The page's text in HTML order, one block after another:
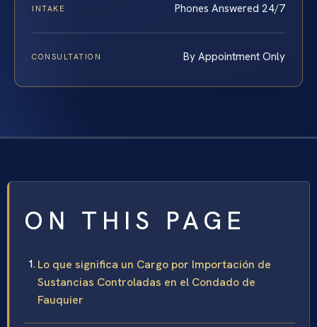
INTAKE Phones Answered 24/7
CONSULTATION By Appointment Only
ON THIS PAGE
Lo que significa un Cargo por Importación de
Sustancias Controladas en el Condado de
Fauquier